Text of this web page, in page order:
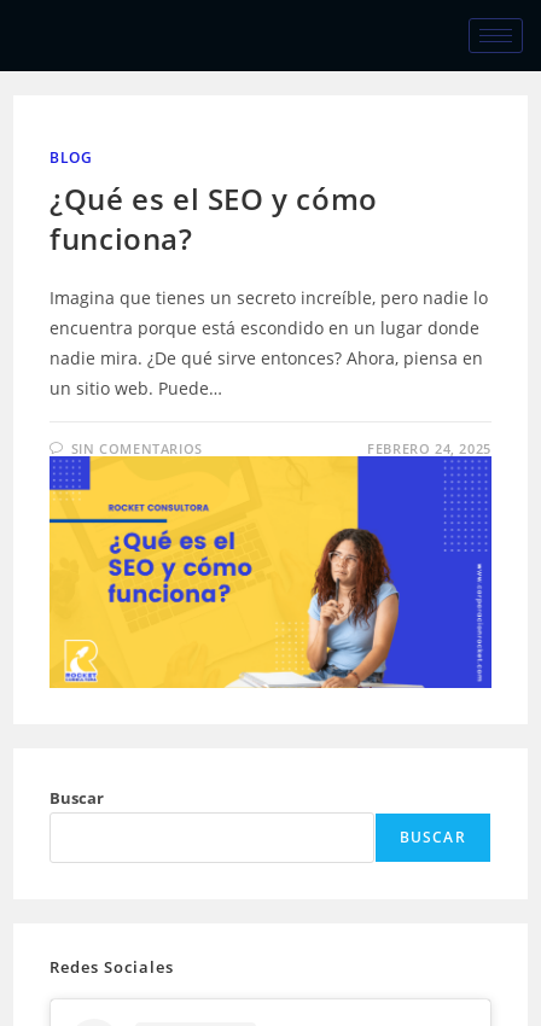
BLOG
¿Qué es el SEO y cómo
funciona?
Imagina que tienes un secreto increíble, pero nadie lo
encuentra porque está escondido en un lugar donde
nadie mira. ¿De qué sirve entonces? Ahora, piensa en
un sitio web. Puede…
SIN COMENTARIOS FEBRERO 24, 2025
Buscar
BUSCAR
Redes Sociales